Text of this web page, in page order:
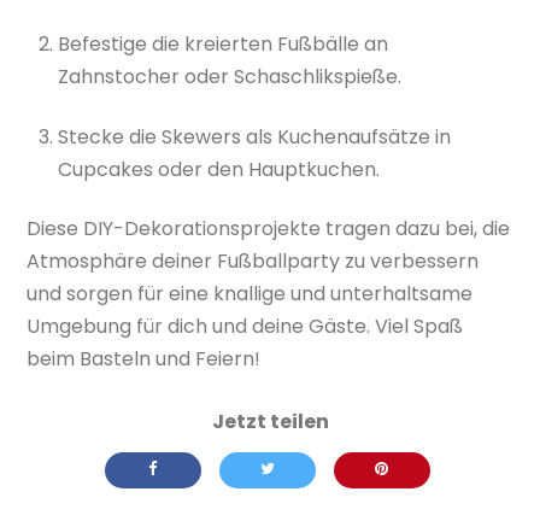
Befestige die kreierten Fußbälle an
Zahnstocher oder Schaschlikspieße.
Stecke die Skewers als Kuchenaufsätze in
Cupcakes oder den Hauptkuchen.
Diese DIY-Dekorationsprojekte tragen dazu bei, die
Atmosphäre deiner Fußballparty zu verbessern
und sorgen für eine knallige und unterhaltsame
Umgebung für dich und deine Gäste. Viel Spaß
beim Basteln und Feiern!